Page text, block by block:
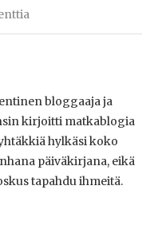
bloggaaja ja
kirjoitti matkablogia
hylkäsi koko
päiväkirjana, eikä
tapahdu ihmeitä.